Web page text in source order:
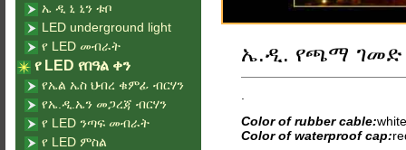
ኤ.ዲ. የጫማ ገመድ
Color of rubber cable:
Color of waterproof cap:
ኤ ዲ ኒ ኒን ቱቦ
LED underground light
የ LED መብራት
የ LED የበዓል ቀን
የኤል ኤስ ህብረ ቁምፊ ብርሃን
የኤ.ዲ.ኤን መጋረጃ ብርሃን
የ LED ንጣፍ መብራት
የ LED ምስል